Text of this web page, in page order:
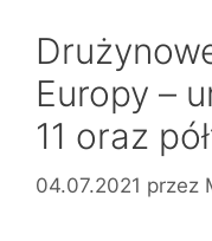
Europy –
11 oraz
04.07.2021 przez